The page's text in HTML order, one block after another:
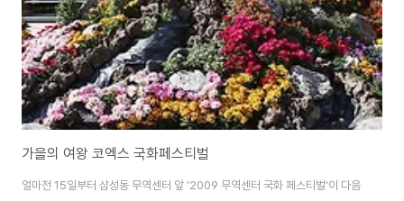
가을의 여왕 코엑스 국화페스티벌
얼마전 15일부터 삼성동 무역센터 앞 '2009 무역센터 국화 페스티벌’이 다음